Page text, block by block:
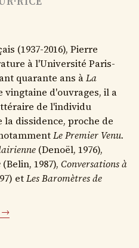
(1937-2016), Pierre
à l'Université Paris-
quarante ans àLa
vingtaine d'ouvrages, il a
de l'individu
dissidence, proche de
Le Premier Venu.
(Denoël, 1976),
(Belin, 1987), Conversations à
etLes Baromètres de
→